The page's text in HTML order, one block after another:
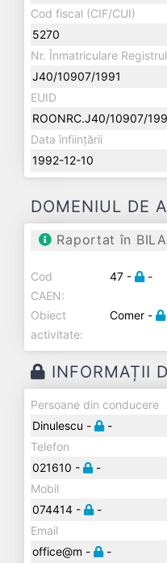
Cod fiscal (CIF/CUI)
5270
Nr. Înmatriculare
J40/10907/1991
EUID
ROONRC.J40/10907/
Data înființării
1992-12-10
DOMENIUL DE
Raportat în
Cod
CAEN:
47 - -
Obiect
activitate:
Comer -
INFORMAȚII
Persoane din conducere
Dinulescu -
-
Telefon
021610 -
-
Mobil
074414 -
-
Email
office@m -
-